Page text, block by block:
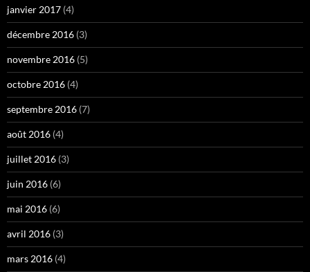
janvier 2017 (4)
décembre 2016 (3)
novembre 2016 (5)
octobre 2016 (4)
septembre 2016 (7)
août 2016 (4)
juillet 2016 (3)
juin 2016 (6)
mai 2016 (6)
avril 2016 (3)
mars 2016 (4)